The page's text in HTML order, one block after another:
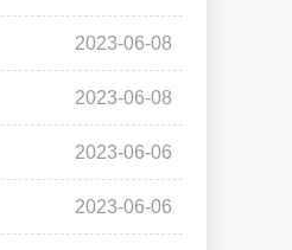
2023-06-08
2023-06-08
2023-06-06
2023-06-06